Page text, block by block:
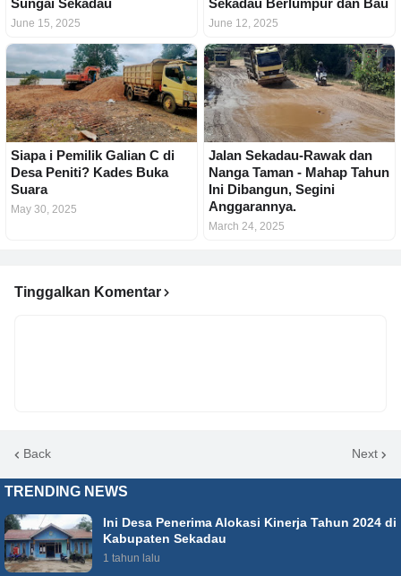
June 15, 2025 June 12, 2025
Siapa i Pemilik Galian C di
Desa Peniti? Kades Buka
Suara
May 30, 2025
Jalan Sekadau-Rawak dan
Nanga Taman - Mahap Tahun
Ini Dibangun, Segini
Anggarannya.
March 24, 2025
Tinggalkan Komentar
Back Next
TRENDING NEWS
Ini Desa Penerima Alokasi Kinerja Tahun 2024 di
Kabupaten Sekadau
1 tahun lalu